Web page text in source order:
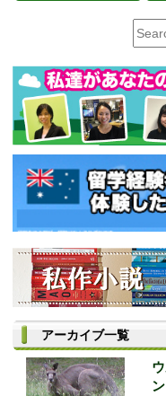
アーカイブ一覧